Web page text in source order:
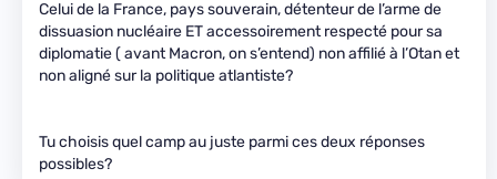
Celui de la France, pays souverain, détenteur de l’arme de
dissuasion nucléaire ET accessoirement respecté pour sa
diplomatie ( avant Macron, on s’entend) non affilié à l’Otan et
non aligné sur la politique atlantiste?
Tu choisis quel camp au juste parmi ces deux réponses
possibles?